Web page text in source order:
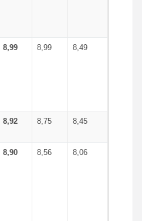
8,99 8,99 8,49
8,92 8,75 8,45
8,90 8,56 8,06